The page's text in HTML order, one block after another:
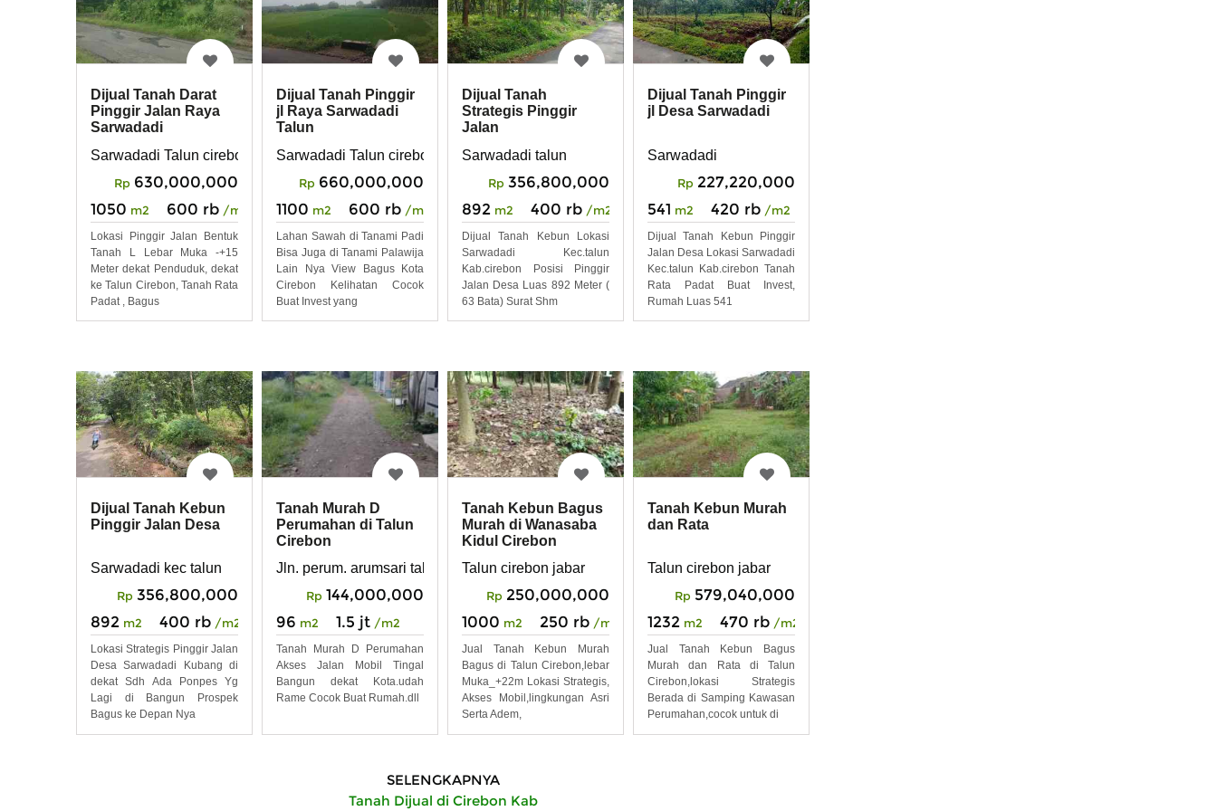
Dijual Tanah Darat
Pinggir Jalan Raya
Sarwadadi
Sarwadadi Talun cirebon
Rp 630,000,000
1050 m2 600 rb /m2
Lokasi Pinggir Jalan Bentuk
Tanah L Lebar Muka -+15
Meter dekat Penduduk, dekat
ke Talun Cirebon, Tanah Rata
Padat , Bagus
Dijual Tanah Pinggir
jl Raya Sarwadadi
Talun
Sarwadadi Talun cirebon
Rp 660,000,000
1100 m2 600 rb /m2
Lahan Sawah di Tanami Padi
Bisa Juga di Tanami Palawija
Lain Nya View Bagus Kota
Cirebon Kelihatan Cocok
Buat Invest yang
Dijual Tanah
Strategis Pinggir
Jalan
Sarwadadi talun
Rp 356,800,000
892 m2 400 rb /m2
Dijual Tanah Kebun Lokasi
Sarwadadi Kec.talun
Kab.cirebon Posisi Pinggir
Jalan Desa Luas 892 Meter (
63 Bata) Surat Shm
Dijual Tanah Pinggir
jl Desa Sarwadadi
Sarwadadi
Rp 227,220,000
541 m2 420 rb /m2
Dijual Tanah Kebun Pinggir
Jalan Desa Lokasi Sarwadadi
Kec.talun Kab.cirebon Tanah
Rata Padat Buat Invest,
Rumah Luas 541
Dijual Tanah Kebun
Pinggir Jalan Desa
Sarwadadi kec talun
Rp 356,800,000
892 m2 400 rb /m2
Lokasi Strategis Pinggir Jalan
Desa Sarwadadi Kubang di
dekat Sdh Ada Ponpes Yg
Lagi di Bangun Prospek
Bagus ke Depan Nya
Tanah Murah D
Perumahan di Talun
Cirebon
Jln. perum. arumsari talun cirebon
Rp 144,000,000
96 m2 1.5 jt /m2
Tanah Murah D Perumahan
Akses Jalan Mobil Tingal
Bangun dekat Kota.udah
Rame Cocok Buat Rumah.dll
Tanah Kebun Bagus
Murah di Wanasaba
Kidul Cirebon
Talun cirebon jabar
Rp 250,000,000
1000 m2 250 rb /m2
Jual Tanah Kebun Murah
Bagus di Talun Cirebon,lebar
Muka_+22m Lokasi Strategis,
Akses Mobil,lingkungan Asri
Serta Adem,
Tanah Kebun Murah
dan Rata
Talun cirebon jabar
Rp 579,040,000
1232 m2 470 rb /m2
Jual Tanah Kebun Bagus
Murah dan Rata di Talun
Cirebon,lokasi Strategis
Berada di Samping Kawasan
Perumahan,cocok untuk di
SELENGKAPNYA
Tanah Dijual di Cirebon Kab